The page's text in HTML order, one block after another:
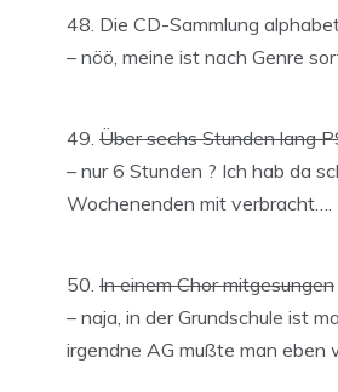
Die CD-Sammlung
– nöö, meine ist nach Genre
Über sechs Stunden lang
– nur 6 Stunden ? Ich hab da
Wochenenden mit verbracht….
In einem Chor mitgesungen
– naja, in der Grundschule ist
irgendne AG mußte man eben